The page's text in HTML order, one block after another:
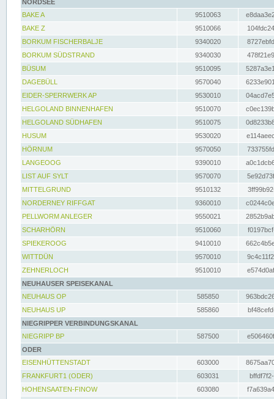
NORDSEE
BAKE A
9510063
BAKE Z
9510066
BORKUM FISCHERBALJE
9340020
BORKUM SÜDSTRAND
9340030
BÜSUM
9510095
DAGEBÜLL
9570040
EIDER-SPERRWERK AP
9530010
HELGOLAND BINNENHAFEN
9510070
HELGOLAND SÜDHAFEN
9510075
HUSUM
9530020
HÖRNUM
9570050
LANGEOOG
9390010
LIST AUF SYLT
9570070
MITTELGRUND
9510132
NORDERNEY RIFFGAT
9360010
PELLWORM ANLEGER
9550021
SCHARHÖRN
9510060
SPIEKEROOG
9410010
WITTDÜN
9570010
ZEHNERLOCH
9510010
NEUHAUSER SPEISEKANAL
NEUHAUS OP
585850
NEUHAUS UP
585860
NIEGRIPPER VERBINDUNGSKANAL
NIEGRIPP BP
587500
ODER
EISENHÜTTENSTADT
603000
FRANKFURT1 (ODER)
603031
HOHENSAATEN-FINOW
603080